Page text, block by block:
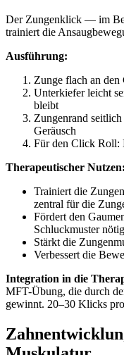
Der Zungenklick — im
trainiert die
Ausführung:
Zunge flach an den
Unterkiefer leicht
bleibt
Zungenrand
Geräusch
Für den Click Roll:
Therapeutischer Nutzen:
Trainiert die
zentral für die
Fördert den
Schluckmuster
Stärkt die
Verbessert die
Integration in die
MFT-Übung, die durch
gewinnt. 20–30 Klicks